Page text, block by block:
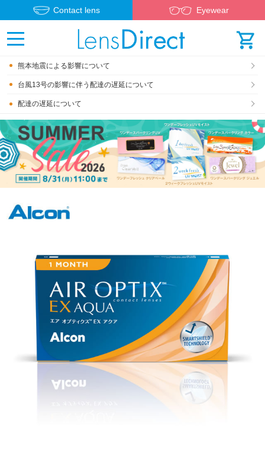
Contact lens Eyewear
熊本地震による影響について
台風13号の影響に伴う配達の遅延について
配達の遅延について